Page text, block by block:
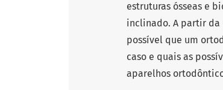
estruturas ósseas e
inclinado. A partir da
possível que um
caso e quais as
aparelhos